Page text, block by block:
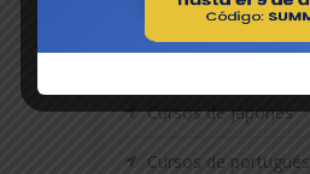
Cursos de inglés
Cursos de japonés
Cursos de portugués